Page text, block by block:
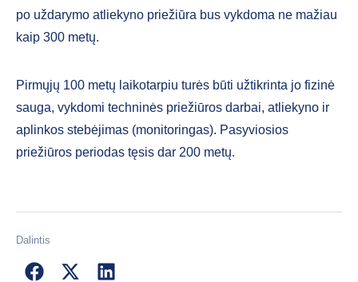
po uždarymo atliekyno priežiūra bus vykdoma ne mažiau
kaip 300 metų.
Pirmųjų 100 metų laikotarpiu turės būti užtikrinta jo fizinė
sauga, vykdomi techninės priežiūros darbai, atliekyno ir
aplinkos stebėjimas (monitoringas). Pasyviosios
priežiūros periodas tęsis dar 200 metų.
Dalintis